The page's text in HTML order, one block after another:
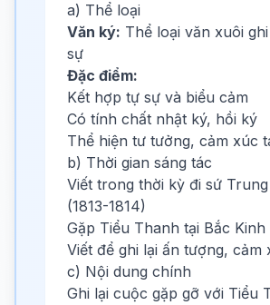
a) Thể loại
Văn ký: Thể loại văn xuôi
sự
Đặc điểm:
Kết hợp tự sự và biểu cảm
Có tính chất nhật ký, hồi ký
Thể hiện tư tưởng, cảm xúc
b) Thời gian sáng tác
Viết trong thời kỳ đi sứ
(1813-1814)
Gặp Tiểu Thanh tại Bắc Kinh
Viết để ghi lại ấn tượng, cảm
c) Nội dung chính
Ghi lại cuộc gặp gỡ với Tiểu